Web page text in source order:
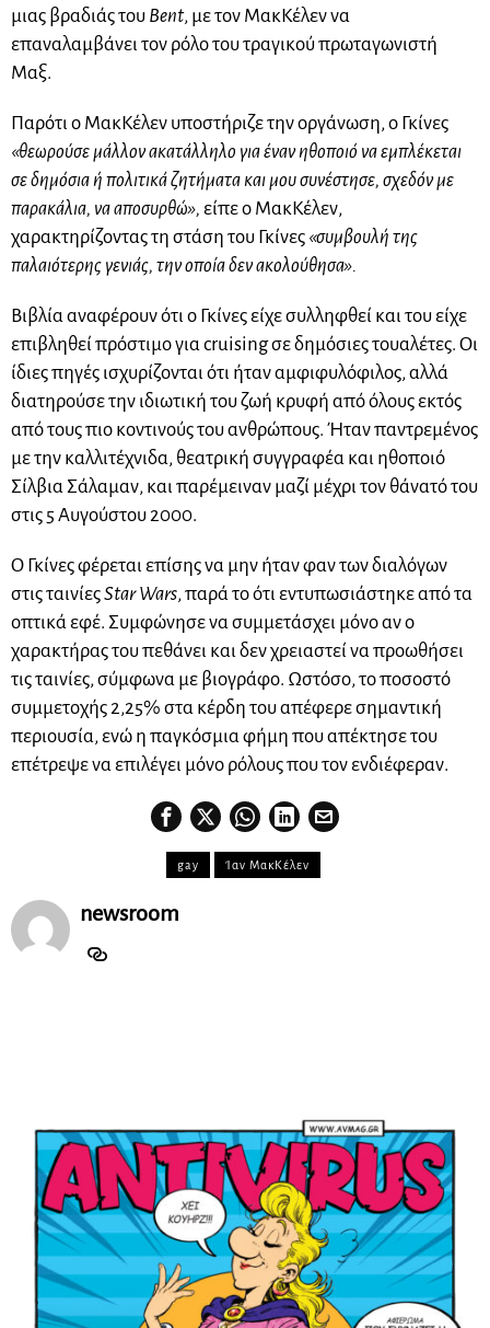
μιας βραδιάς του Bent, με τον ΜακΚέλεν να
επαναλαμβάνει τον ρόλο του τραγικού πρωταγωνιστή
Μαξ.
Παρότι ο ΜακΚέλεν υποστήριζε την οργάνωση, ο Γκίνες
«θεωρούσε μάλλον ακατάλληλο για έναν ηθοποιό να εμπλέκεται
σε δημόσια ή πολιτικά ζητήματα και μου συνέστησε, σχεδόν με
παρακάλια, να αποσυρθώ», είπε ο ΜακΚέλεν,
χαρακτηρίζοντας τη στάση του Γκίνες «συμβουλή της
παλαιότερης γενιάς, την οποία δεν ακολούθησα».
Βιβλία αναφέρουν ότι ο Γκίνες είχε συλληφθεί και του είχε
επιβληθεί πρόστιμο για cruising σε δημόσιες τουαλέτες. Οι
ίδιες πηγές ισχυρίζονται ότι ήταν αμφιφυλόφιλος, αλλά
διατηρούσε την ιδιωτική του ζωή κρυφή από όλους εκτός
από τους πιο κοντινούς του ανθρώπους. Ήταν παντρεμένος
με την καλλιτέχνιδα, θεατρική συγγραφέα και ηθοποιό
Σίλβια Σάλαμαν, και παρέμειναν μαζί μέχρι τον θάνατό του
στις 5 Αυγούστου 2000.
Ο Γκίνες φέρεται επίσης να μην ήταν φαν των διαλόγων
στις ταινίεςStar Wars, παρά το ότι εντυπωσιάστηκε από τα
οπτικά εφέ. Συμφώνησε να συμμετάσχει μόνο αν ο
χαρακτήρας του πεθάνει και δεν χρειαστεί να προωθήσει
τις ταινίες, σύμφωνα με βιογράφο. Ωστόσο, το ποσοστό
συμμετοχής 2,25% στα κέρδη του απέφερε σημαντική
περιουσία, ενώ η παγκόσμια φήμη που απέκτησε του
επέτρεψε να επιλέγει μόνο ρόλους που τον ενδιέφεραν.
gay Ίαν ΜακΚέλεν
newsroom